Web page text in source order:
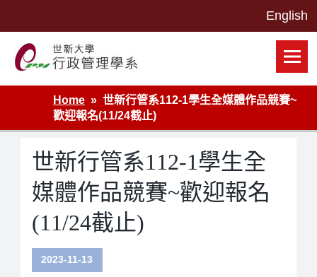
世新大學行政管理學系網站
Home
世新行管系112-1學生全媒體作品競賽~
歡迎報名(11/24截止)
世新行管系112-1學生全
媒體作品競賽~歡迎報名
(11/24截止)
2023-11-13